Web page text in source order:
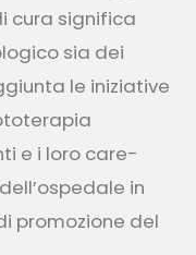
cura significa
sia dei
le iniziative
e i loro care-
in
promozione del